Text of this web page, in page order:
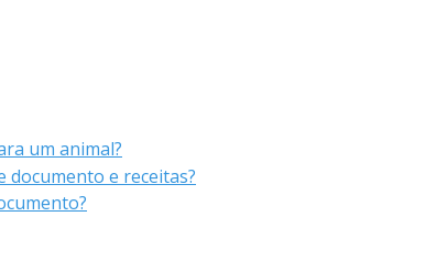
um animal?
documento e receitas?